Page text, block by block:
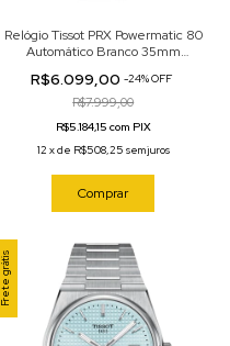
Relógio Tissot PRX Powermatic 80
Automático Branco 35mm
R$6.099,00 -24%OFF
R$7.999,00
R$5.184,15 com PIX
12 xde R$508,25 sem juros
Comprar
Frete grátis